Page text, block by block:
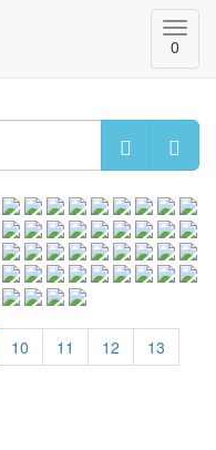
0
10 11 12
13